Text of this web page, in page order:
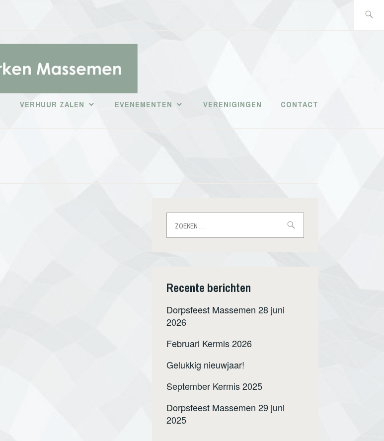
WERKEN
VERHUUR ZALEN EVENEMENTEN VERENIGINGEN CONTACT
naar:
Recente berichten
Dorpsfeest Massemen 28 juni
2026
Februari Kermis 2026
Gelukkig nieuwjaar!
September Kermis 2025
Dorpsfeest Massemen 29 juni
2025